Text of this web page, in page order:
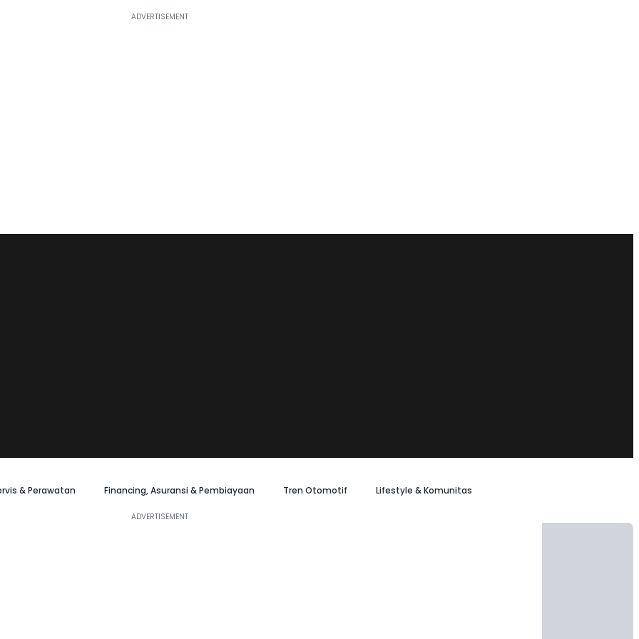
& Perawatan Financing, Asuransi & Pembiayaan Tren Otomotif Lifestyle & Komunitas